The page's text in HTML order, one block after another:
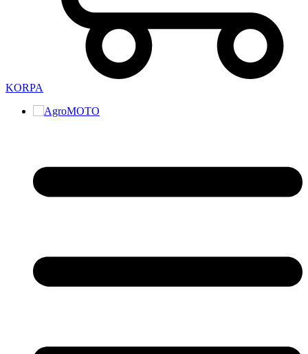
KORPA